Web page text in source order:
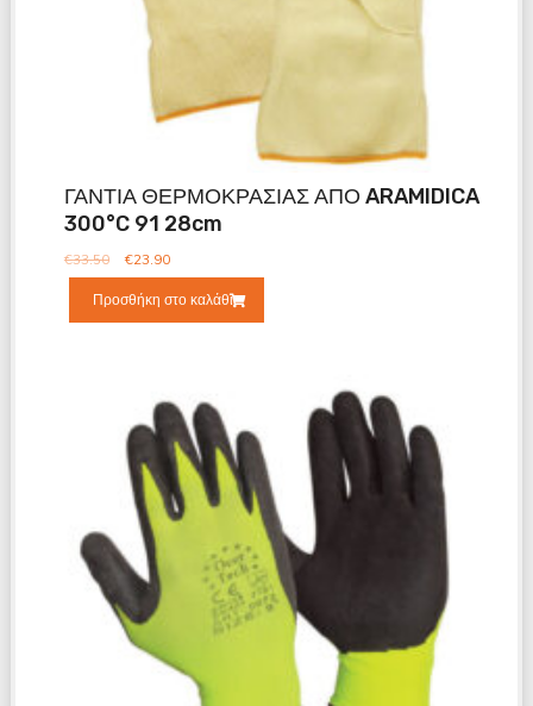
ΓΑΝΤΙΑ ΘΕΡΜΟΚΡΑΣΙΑΣ ΑΠΟ ARAMIDICA
300°C 91 28cm
€33.50 €23.90
Προσθήκη στο καλάθι